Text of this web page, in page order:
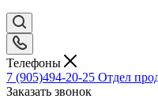
Телефоны
7 (905)494-20-25 Отдел
Заказать звонок